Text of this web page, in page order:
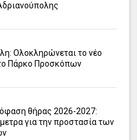
Ολοκληρώνεται το νέο
Πάρκο Προσκόπων
θήρας 2026-2027:
για την προστασία των